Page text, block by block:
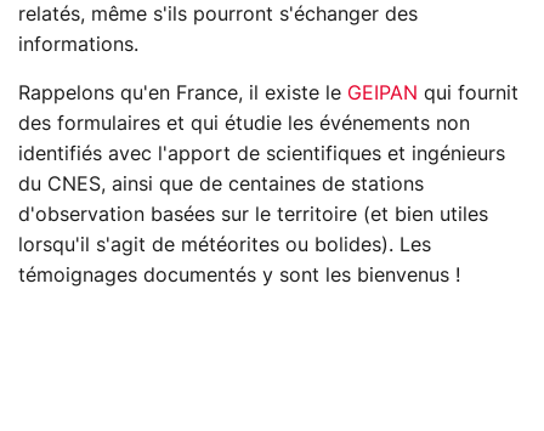
relatés, même s'ils pourront s'échanger des
informations.
Rappelons qu'en France, il existe le GEIPAN qui fournit
des formulaires et qui étudie les événements non
identifiés avec l'apport de scientifiques et ingénieurs
du CNES, ainsi que de centaines de stations
d'observation basées sur le territoire (et bien utiles
lorsqu'il s'agit de météorites ou bolides). Les
témoignages documentés y sont les bienvenus !